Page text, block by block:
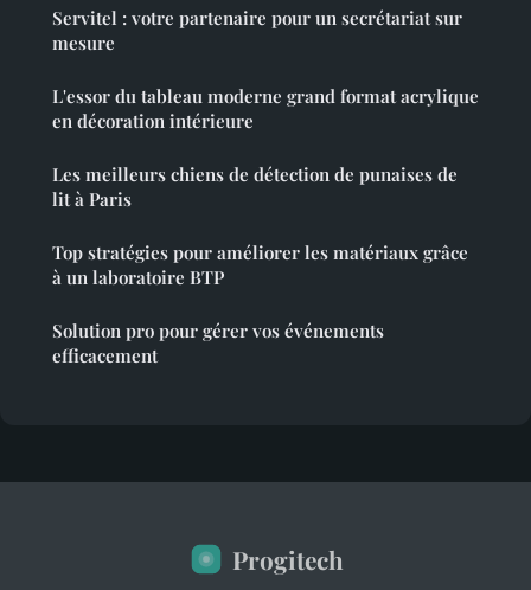
Servitel : votre partenaire pour un secrétariat sur
mesure
L'essor du tableau moderne grand format acrylique
en décoration intérieure
Les meilleurs chiens de détection de punaises de
lit à Paris
Top stratégies pour améliorer les matériaux grâce
à un laboratoire BTP
Solution pro pour gérer vos événements
efficacement
Progitech